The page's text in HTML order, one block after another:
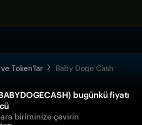
Token'lar Baby Doge Cash
bugünkü fiyatı
biriminize çevirin